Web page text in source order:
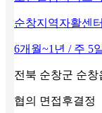
순창지역자활센터
6개월~1년 / 주 5
전북 순창군 순창
협의 면접후결정